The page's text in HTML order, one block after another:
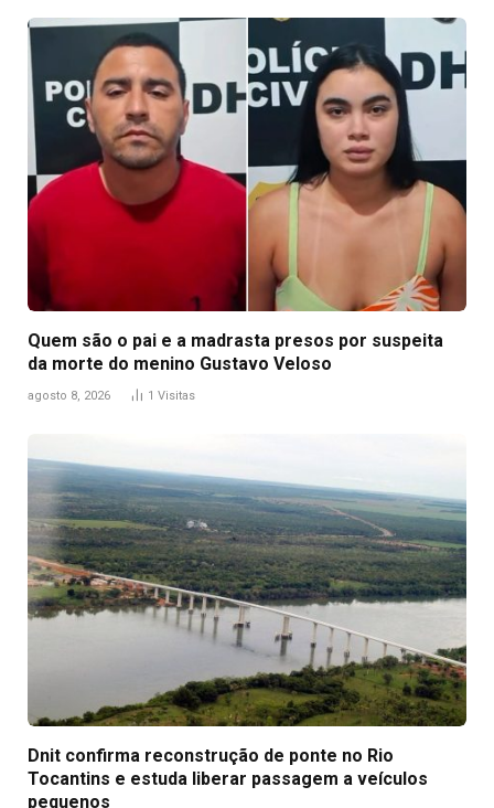
Quem são o pai e a madrasta presos por suspeita
da morte do menino Gustavo Veloso
agosto 8, 2026 1 Visitas
Dnit confirma reconstrução de ponte no Rio
Tocantins e estuda liberar passagem a veículos
pequenos